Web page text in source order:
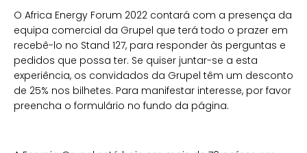
O Africa Energy Forum 2022 contará com a presença da
equipa comercial da Grupel que terá todo o prazer em
recebê-lo no Stand 127, para responder às perguntas e
pedidos que possa ter. Se quiser juntar-se a esta
experiência, os convidados da Grupel têm um desconto
de 25% nos bilhetes. Para manifestar interesse, por favor
preencha o formulário no fundo da página.